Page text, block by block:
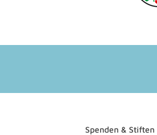
Spenden & Stiften